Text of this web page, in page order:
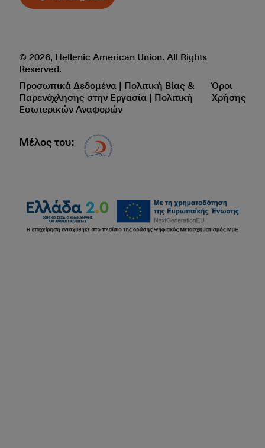
© 2026, Hellenic American Union. All Rights
Reserved.
Προσωπικά Δεδομένα | Πολιτική Βίας &
Παρενόχλησης στην Εργασία | Πολιτική
Εσωτερικών Αναφορών
Όροι
Χρήσης
Μέλος του: